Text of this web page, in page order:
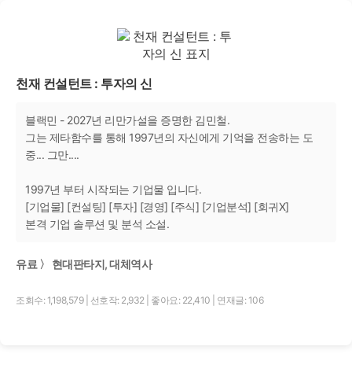
천재 컨설턴트 : 투자의 신
블랙민 - 2027년 리만가설을 증명한 김민철.
그는 제타함수를 통해 1997년의 자신에게 기억을 전송하는 도
중... 그만....
1997년 부터 시작되는 기업물 입니다.
[기업물] [컨설팅] [투자] [경영] [주식] [기업분석] [회귀X]
본격 기업 솔루션 및 분석 소설.
유료 〉 현대판타지, 대체역사
조회수: 1,198,579 선호작: 2,932 좋아요: 22,410 연재글: 106